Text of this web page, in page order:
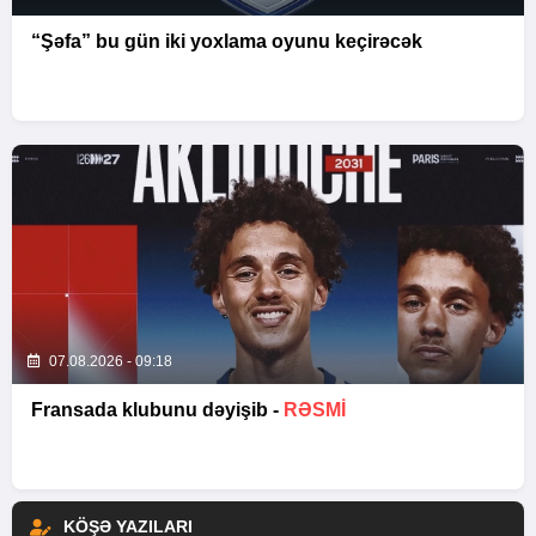
“Şəfa” bu gün iki yoxlama oyunu keçirəcək
07.08.2026 - 09:18
Fransada klubunu dəyişib - RƏSMİ
KÖŞƏ YAZILARI